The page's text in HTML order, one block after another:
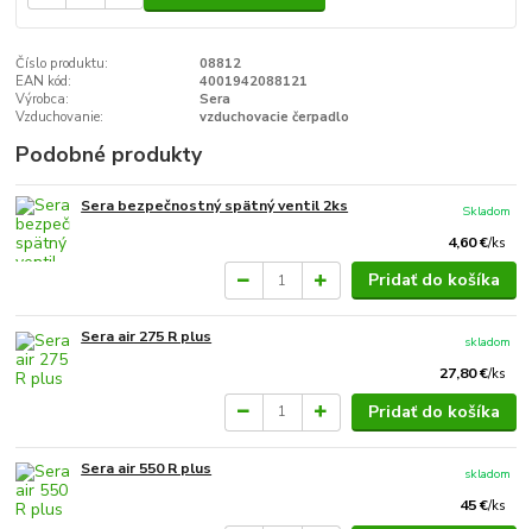
Číslo produktu:
08812
EAN kód:
4001942088121
Výrobca:
Sera
Vzduchovanie:
vzduchovacie čerpadlo
Podobné produkty
Sera bezpečnostný spätný ventil 2ks
4,60 €/ks
Skladom
Pridať do košíka
Sera air 275 R plus
27,80 €/ks
skladom
Pridať do košíka
Sera air 550 R plus
45 €/ks
skladom